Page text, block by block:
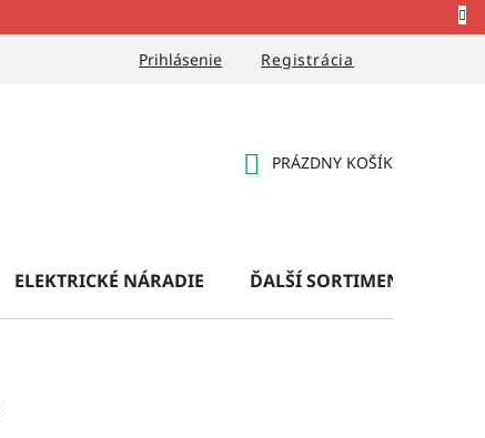
Prihlásenie Registrácia
PRÁZDNY KOŠÍK
ELEKTRICKÉ NÁRADIE ĎALŠÍ SORTIMENT